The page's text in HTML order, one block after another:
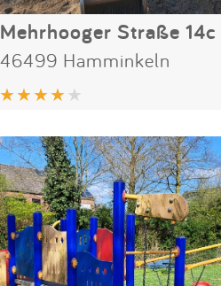
Mehrhooger Straße 14c
46499 Hamminkeln